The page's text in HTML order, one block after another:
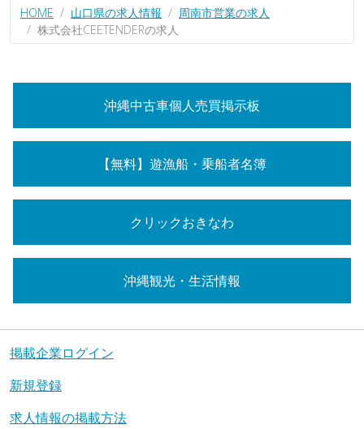
HOME 山口県の求人情報
周南市営業の求人
株式会社CEETENDERの求人
沖縄中古車個人売買掲示板
【無料】遊漁船・乗船者名簿
クリックおきなわ
沖縄観光・生活情報
掲載企業ログイン
新規登録
求人情報の掲載方法